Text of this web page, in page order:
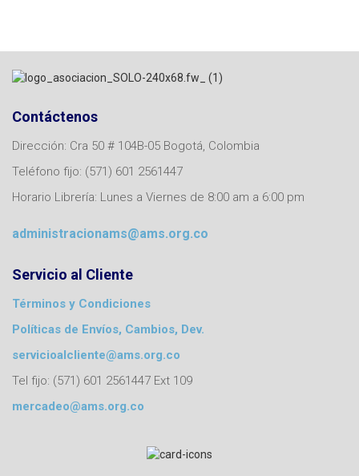
Contáctenos
Dirección: Cra 50 # 104B-05 Bogotá, Colombia
Teléfono fijo: (571) 601 2561447
Horario Librería: Lunes a Viernes de 8:00 am a 6:00 pm
administracionams@ams.org.co
Servicio al Cliente
Términos y Condiciones
Políticas de Envíos, Cambios, Dev.
servicioalcliente@ams.org.co
Tel fijo: (571) 601 2561447 Ext 109
mercadeo@ams.org.co